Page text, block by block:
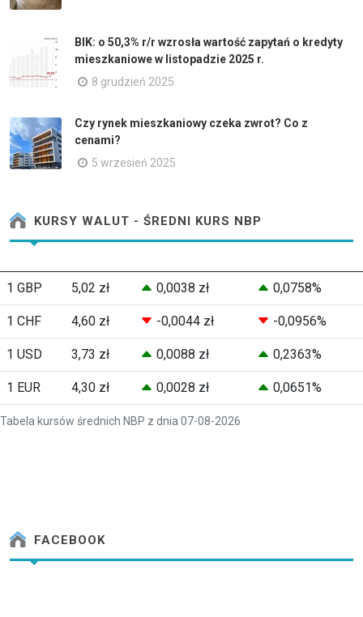
BIK: o 50,3% r/r wzrosła wartość zapytań o kredyty
mieszkaniowe w listopadzie 2025 r.
8 grudzień 2025
Czy rynek mieszkaniowy czeka zwrot? Co z
cenami?
5 wrzesień 2025
KURSY WALUT - ŚREDNI KURS NBP
Tabela kursów średnich NBP z dnia 07-08-2026
1 GBP 5,02 zł 0,0038 zł 0,0758%
1 CHF 4,60 zł -0,0044 zł -0,0956%
1 USD 3,73 zł 0,0088 zł 0,2363%
1 EUR 4,30 zł 0,0028 zł 0,0651%
FACEBOOK